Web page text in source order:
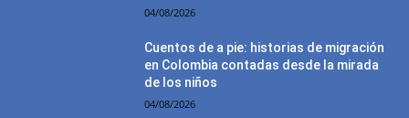
04/08/2026
Cuentos de a pie: historias de migración
en Colombia contadas desde la mirada
de los niños
04/08/2026